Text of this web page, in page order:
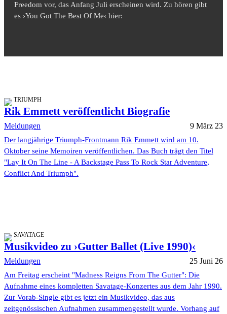
Freedom vor, das Anfang Juli erscheinen wird. Zu hören gibt
es ›You Got The Best Of Me‹ hier:
TRIUMPH
Rik Emmett veröffentlicht Biografie
Meldungen 9 März 23
Der langjährige Triumph-Frontmann Rik Emmett wird am 10.
Oktober seine Memoiren veröffentlichen. Das Buch trägt den Titel
"Lay It On The Line - A Backstage Pass To Rock Star Adventure,
Conflict And Triumph".
SAVATAGE
Musikvideo zu ›Gutter Ballet (Live 1990)‹
Meldungen 25 Juni 26
Am Freitag erscheint "Madness Reigns From The Gutter": Die
Aufnahme eines kompletten Savatage-Konzertes aus dem Jahr 1990.
Zur Vorab-Single gibt es jetzt ein Musikvideo, das aus
zeitgenössischen Aufnahmen zusammengestellt wurde. Vorhang auf